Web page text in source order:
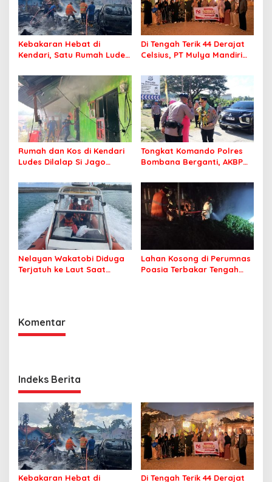
Kebakaran Hebat di
Kendari, Satu Rumah Ludes
Di Tengah Terik 44 Derajat
Celsius, PT Mulya Mandiri
Jamaah Tetap Sehat dan
Nyaman Beribadah
Rumah dan Kos di Kendari
Ludes Dilalap Si Jago
Tongkat Komando Polres
Bombana Berganti, AKBP
Kepolisian Bombana
Nelayan Wakatobi Diduga
Terjatuh ke Laut Saat
Lahan Kosong di Perumnas
Poasia Terbakar Tengah
Komentar
Indeks Berita
Kebakaran Hebat di Di Tengah Terik 44 Derajat